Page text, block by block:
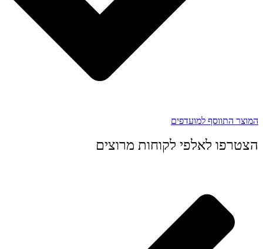
המוצר התווסף למועדפים
הצטרפו לאלפי לקוחות מרוצים